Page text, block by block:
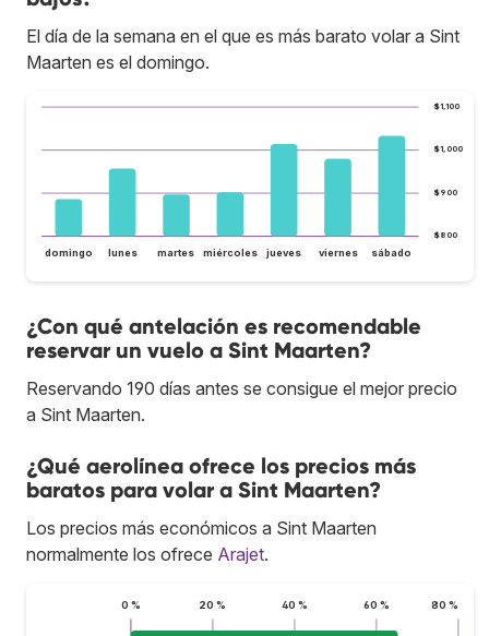
El día de la semana en el que es más barato volar a Sint
Maarten es el domingo.
$800
$900
$1,000
$1,100
domingo lunes martes miércoles jueves viernes sábado
¿Con qué antelación es recomendable
reservar un vuelo a Sint Maarten?
Reservando 190 días antes se consigue el mejor precio
a Sint Maarten.
¿Qué aerolínea ofrece los precios más
baratos para volar a Sint Maarten?
Los precios más económicos a Sint Maarten
normalmente los ofrece Arajet.
0 % 20 % 40 % 60 % 80 %